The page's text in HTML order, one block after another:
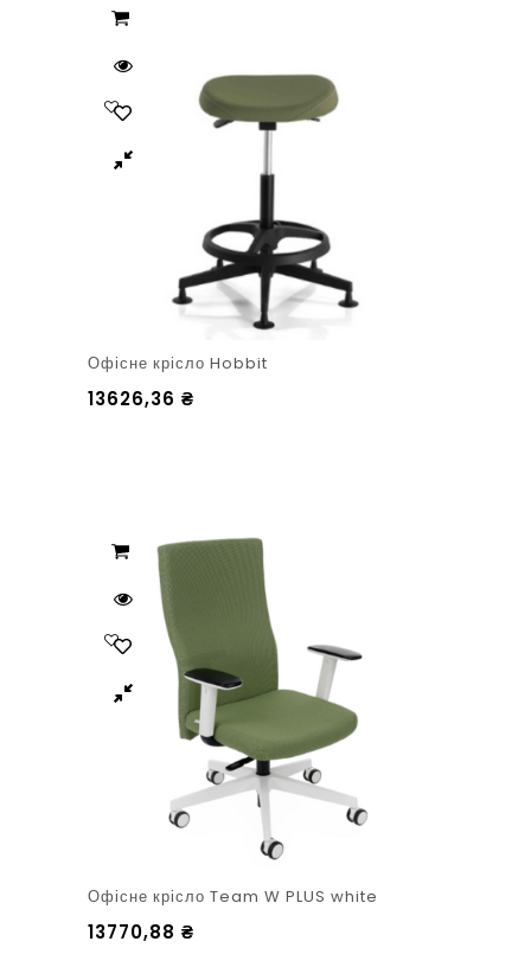
Офісне крісло Hobbit
13626,36 ₴
Офісне крісло Team W PLUS white
13770,88 ₴